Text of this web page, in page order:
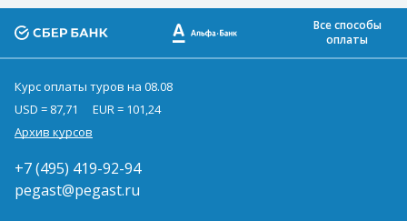
Все способы
оплаты
Курс оплаты туров на 08.08
USD = 87,71
EUR = 101,24
Архив курсов
+7 (495) 419-92-94
pegast@pegast.ru